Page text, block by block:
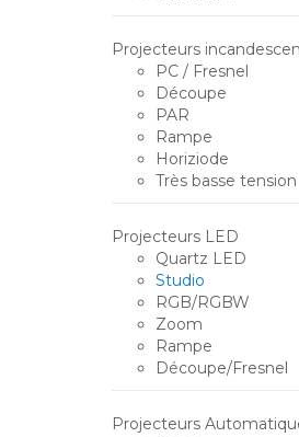
Projecteurs
PC / Fresnel
Découpe
PAR
Rampe
Horiziode
Très basse tension
Projecteurs LED
Quartz LED
Studio
RGB/RGBW
Zoom
Rampe
Découpe/Fresnel
Projecteurs